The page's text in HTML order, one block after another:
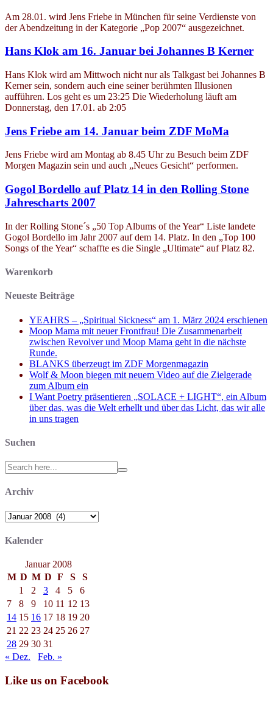
Am 28.01. wird Jens Friebe in München für seine Verdienste von
der Abendzeitung in der Kategorie „Pop 2007“ ausgezeichnet.
Hans Klok am 16. Januar bei Johannes B Kerner
Hans Klok wird am Mittwoch nicht nur als Talkgast bei Johannes B
Kerner sein, sondern auch eine seiner berühmten Illusionen
aufführen. Los geht es um 23:25 Die Wiederholung läuft am
Donnerstag, den 17.01. ab 2:05
Jens Friebe am 14. Januar beim ZDF MoMa
Jens Friebe wird am Montag ab 8.45 Uhr zu Besuch beim ZDF
Morgen Magazin sein und auch „Neues Gesicht“ performen.
Gogol Bordello auf Platz 14 in den Rolling Stone
Jahrescharts 2007
In der Rolling Stone´s „50 Top Albums of the Year“ Liste landete
Gogol Bordello im Jahr 2007 auf dem 14. Platz. In den „Top 100
Songs of the Year“ schaffte es die Single „Ultimate“ auf Platz 82.
Warenkorb
Neueste Beiträge
YEAHRS – „Spiritual Sickness“ am 1. März 2024 erschienen
Moop Mama mit neuer Frontfrau! Die Zusammenarbeit
zwischen Revolver und Moop Mama geht in die nächste
Runde.
BLANKS überzeugt im ZDF Morgenmagazin
Wolf & Moon biegen mit neuem Video auf die Zielgerade
zum Album ein
I Want Poetry präsentieren „SOLACE + LIGHT“, ein Album
über das, was die Welt erhellt und über das Licht, das wir alle
in uns tragen
Suchen
Search
for:
Archiv
Archiv
Kalender
Januar 2008
M D M D F S
S
1
2 3 4 5
6
7
8 9 10 11 12 13
14 15 16 17 18 19 20
21 22 23 24 25 26 27
28 29 30 31
« Dez.
Feb. »
Like us on Facebook